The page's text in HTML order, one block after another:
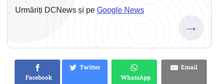
Urmăriți DCNews și pe Google News
→
Facebook
Twitter
WhatsApp
Email